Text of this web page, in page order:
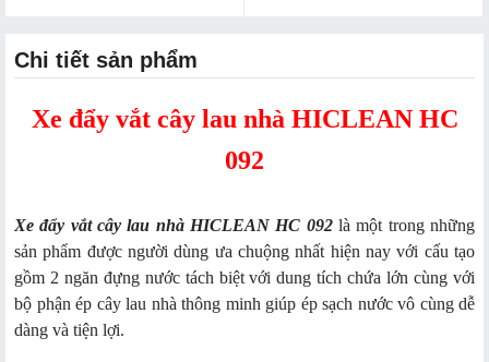
Chi tiết sản phẩm
Xe đẩy vắt cây lau nhà HICLEAN HC
092
Xe đẩy vắt cây lau nhà HICLEAN HC 092là một trong những
sản phẩm được người dùng ưa chuộng nhất hiện nay với cấu tạo
gồm 2 ngăn đựng nước tách biệt với dung tích chứa lớn cùng với
bộ phận ép cây lau nhà thông minh giúp ép sạch nước vô cùng dễ
dàng và tiện lợi.